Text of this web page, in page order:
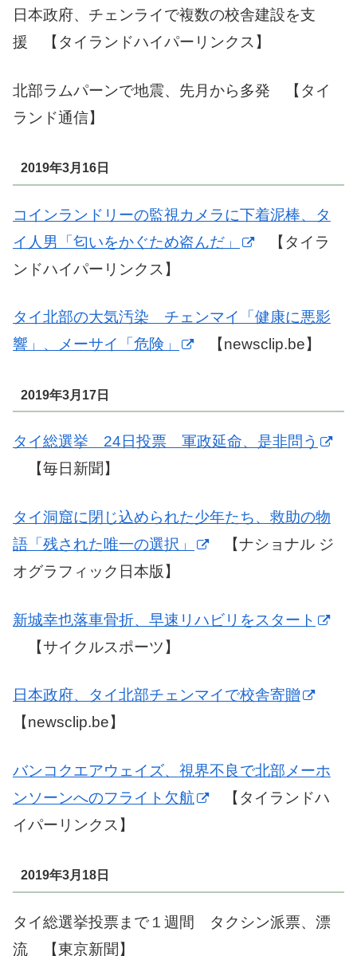
日本政府、チェンライで複数の校舎建設を支
援 【タイランドハイパーリンクス】
北部ラムパーンで地震、先月から多発 【タイ
ランド通信】
2019年3月16日
コインランドリーの監視カメラに下着泥棒、タ
イ人男「匂いをかぐため盗んだ」
【タイラ
ンドハイパーリンクス】
タイ北部の大気汚染 チェンマイ「健康に悪影
響」、メーサイ「危険」
【newsclip.be】
2019年3月17日
タイ総選挙 24日投票 軍政延命、是非問う
【毎日新聞】
タイ洞窟に閉じ込められた少年たち、救助の物
語「残された唯一の選択」
【ナショナル ジ
オグラフィック日本版】
新城幸也落車骨折、早速リハビリをスタート
【サイクルスポーツ】
日本政府、タイ北部チェンマイで校舎寄贈
【newsclip.be】
バンコクエアウェイズ、視界不良で北部メーホ
ンソーンへのフライト欠航
【タイランドハ
イパーリンクス】
2019年3月18日
タイ総選挙投票まで１週間 タクシン派票、漂
流 【東京新聞】